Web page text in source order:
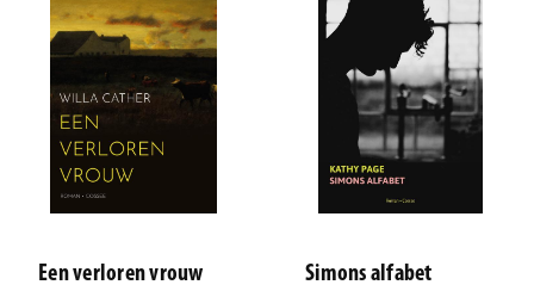
Een verloren vrouw Simons alfabet